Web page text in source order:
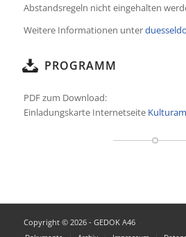
Abstandsregeln nicht eingehalten
Weitere Informationen unter
PROGRAMM
PDF zum Download:
Einladungskarte Internetseite
Copyright © 2026 - GEDOK A46